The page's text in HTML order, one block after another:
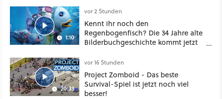
1:10
vor 2 Stunden
Kennt ihr noch den
Regenbogenfisch? Die 34 Jahre alte
Bilderbuchgeschichte kommt jetzt
20:33
vor 16 Stunden
Project Zomboid - Das beste
Survival-Spiel ist jetzt noch viel
besser!